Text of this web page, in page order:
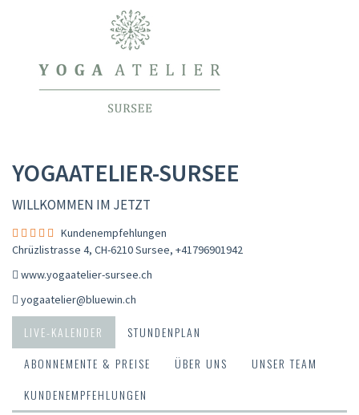
YOGAATELIER-SURSEE
WILLKOMMEN IM JETZT
Kundenempfehlungen
Chrüzlistrasse 4, CH-6210 Sursee, +41796901942
www.yogaatelier-sursee.ch
yogaatelier@bluewin.ch
LIVE-KALENDER
STUNDENPLAN
ABONNEMENTE & PREISE
ÜBER UNS
UNSER TEAM
KUNDENEMPFEHLUNGEN